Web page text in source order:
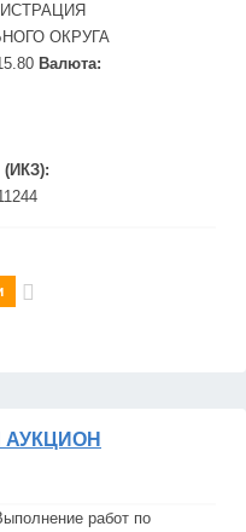
ОКРУГА
Валюта:
(ИКЗ):
работ по